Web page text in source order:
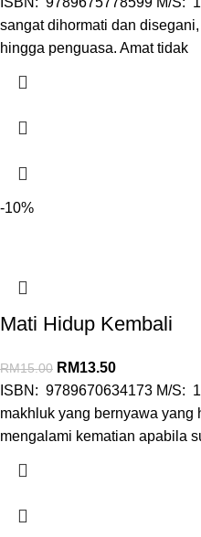
sangat dihormati dan
hingga penguasa. Amat tidak
-10%
Mati Hidup Kembali
RM15.00 RM13.50
ISBN: 9789670634173 M/S:
makhluk yang bernyawa yang
mengalami kematian apabila